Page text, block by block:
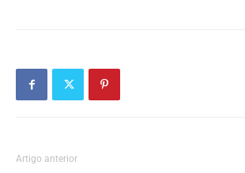
Artigo anterior